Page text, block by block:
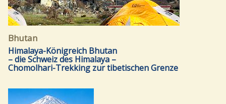
Bhutan
Himalaya-Königreich Bhutan
– die Schweiz des Himalaya –
Chomolhari-Trekking zur tibetischen Grenze